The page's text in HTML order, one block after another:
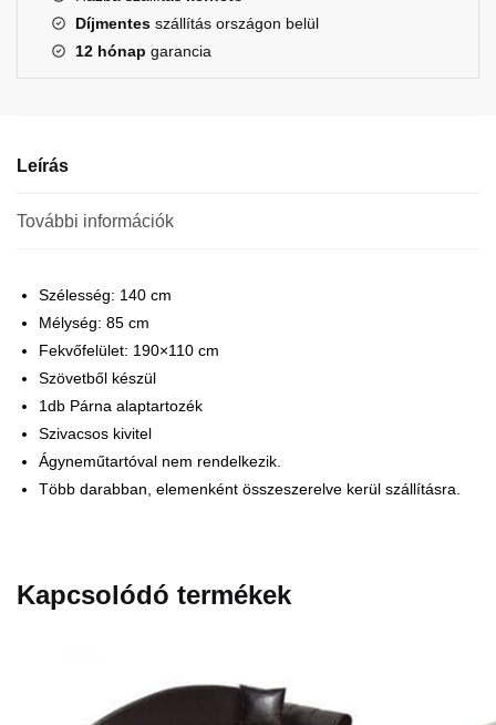
Díjmentes szállítás országon belül
12 hónap garancia
Leírás
További információk
Szélesség: 140 cm
Mélység: 85 cm
Fekvőfelület: 190×110 cm
Szövetből készül
1db Párna alaptartozék
Szivacsos kivitel
Ágyneműtartóval nem rendelkezik.
Több darabban, elemenként összeszerelve kerül szállításra.
Kapcsolódó termékek